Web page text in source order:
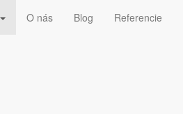
O nás Blog Referencie